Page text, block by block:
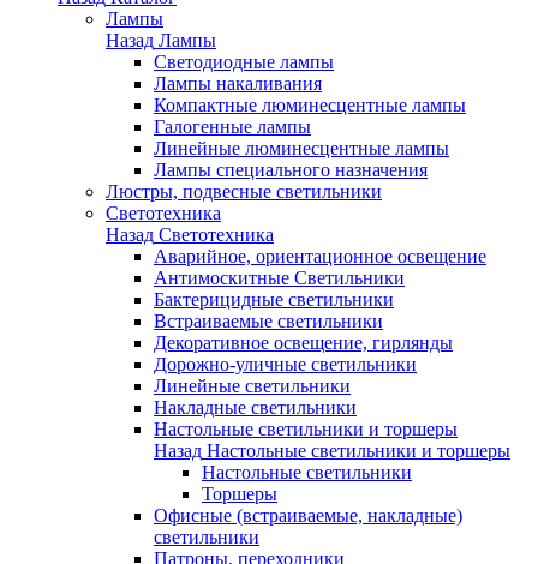
Лампы
Назад Лампы
Светодиодные лампы
Лампы накаливания
Компактные люминесцентные лампы
Галогенные лампы
Линейные люминесцентные лампы
Лампы специального назначения
Люстры, подвесные светильники
Светотехника
Назад Светотехника
Аварийное, ориентационное освещение
Антимоскитные Светильники
Бактерицидные светильники
Встраиваемые светильники
Декоративное освещение, гирлянды
Дорожно-уличные светильники
Линейные светильники
Накладные светильники
Настольные светильники и торшеры
Назад Настольные светильники и торшеры
Настольные светильники
Торшеры
Офисные (встраиваемые, накладные)
светильники
Патроны, переходники